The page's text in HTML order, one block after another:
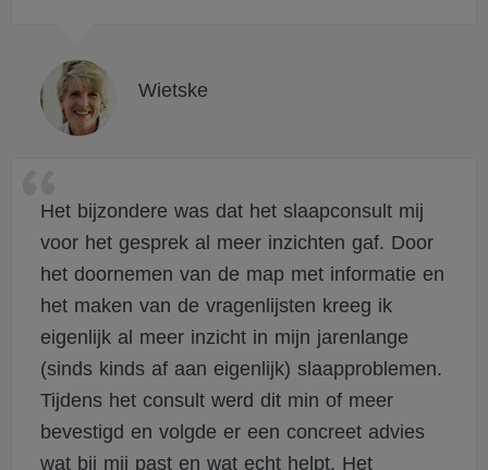
Wietske
Het bijzondere was dat het slaapconsult mij
voor het gesprek al meer inzichten gaf. Door
het doornemen van de map met informatie en
het maken van de vragenlijsten kreeg ik
eigenlijk al meer inzicht in mijn jarenlange
(sinds kinds af aan eigenlijk) slaapproblemen.
Tijdens het consult werd dit min of meer
bevestigd en volgde er een concreet advies